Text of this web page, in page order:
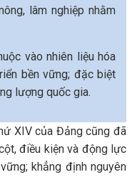
lâm nghiệp nhằm
vào nhiên liệu hóa
bền vững; đặc biệt
lượng quốc gia.
XIV của Đảng cũng đã
điều kiện và động lực
khẳng định nguyên